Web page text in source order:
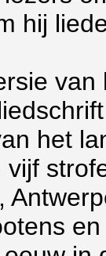
hij
het
vijf
,